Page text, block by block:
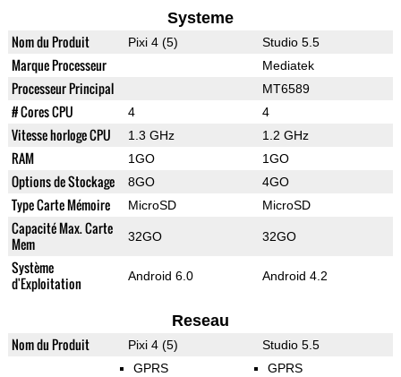
Systeme
Nom du Produit Pixi 4 (5) Studio 5.5
Marque Processeur Mediatek
Processeur Principal MT6589
# Cores CPU 4 4
Vitesse horloge CPU 1.3 GHz 1.2 GHz
RAM 1GO 1GO
Options de Stockage 8GO 4GO
Type Carte Mémoire MicroSD MicroSD
Capacité Max. Carte
Mem
32GO 32GO
Système
d'Exploitation
Android 6.0 Android 4.2
Reseau
Nom du Produit Pixi 4 (5) Studio 5.5
GPRS GPRS